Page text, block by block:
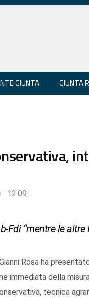
GIUNTA GIUNTA
12:09
Fdi “mentre le
Rosa ha
immediata della
tecnica